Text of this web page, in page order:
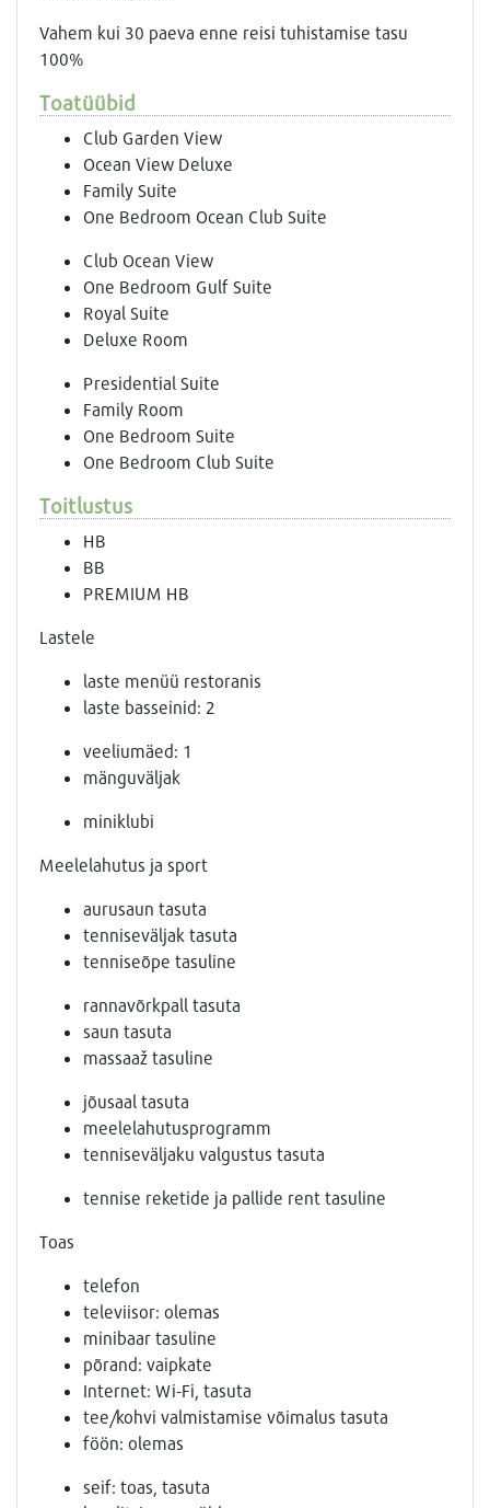
Vahem kui 30 paeva enne reisi tuhistamise tasu
100%
Toatüübid
Club Garden View
Ocean View Deluxe
Family Suite
One Bedroom Ocean Club Suite
Club Ocean View
One Bedroom Gulf Suite
Royal Suite
Deluxe Room
Presidential Suite
Family Room
One Bedroom Suite
One Bedroom Club Suite
Toitlustus
HB
BB
PREMIUM HB
Lastele
laste menüü restoranis
laste basseinid: 2
veeliumäed: 1
mänguväljak
miniklubi
Meelelahutus ja sport
aurusaun tasuta
tenniseväljak tasuta
tenniseõpe tasuline
rannavõrkpall tasuta
saun tasuta
massaaž tasuline
jõusaal tasuta
meelelahutusprogramm
tenniseväljaku valgustus tasuta
tennise reketide ja pallide rent tasuline
Toas
telefon
televiisor: olemas
minibaar tasuline
põrand: vaipkate
Internet: Wi-Fi, tasuta
tee/kohvi valmistamise võimalus tasuta
föön: olemas
seif: toas, tasuta